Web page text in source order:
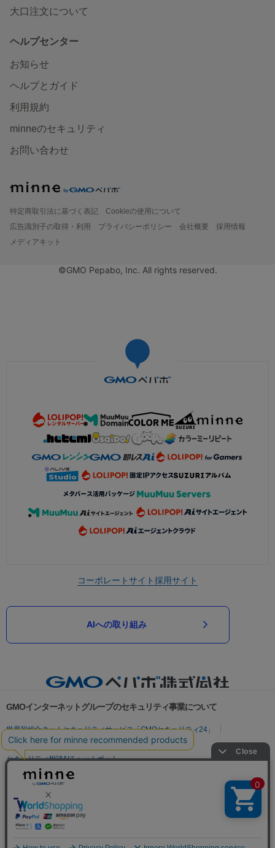
大口注文について
ヘルプセンター
お知らせ
ヘルプとガイド
利用規約
minneのセキュリティ
お問い合わせ
特定商取引法に基づく表記
Cookieの使用について
広告識別子の取得・利用
プライバシーポリシー 会社概要
採用情報
メディアキット
©GMO Pepabo, Inc. All rights reserved.
コーポレートサイト採用サイト
AIへの取り組み
GMOインターネットグループのセキュリティ事業について
世界初総合ネットセキュリティサービス「GMOセキュリティ24」
パスワード漏洩診断
Webサイトリスク診断
セキュリティ相談AIチャットボット
実在証明・盗聴対策
サイバー攻撃対策（GMO Flatt Security）
セキュリティ事業の軌跡